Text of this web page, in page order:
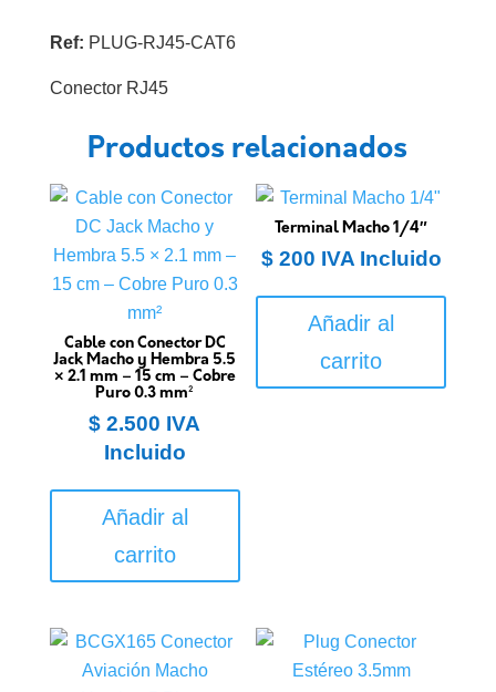
Ref: PLUG-RJ45-CAT6
Conector RJ45
Productos relacionados
Cable con Conector DC
Jack Macho y Hembra 5.5
× 2.1 mm – 15 cm – Cobre
Puro 0.3 mm²
$ 2.500 IVA
Incluido
Añadir al
carrito
Terminal Macho 1/4″
$200 IVA Incluido
Añadir al
carrito